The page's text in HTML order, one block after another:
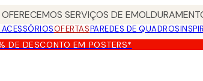
SERVIÇOS DE
OFERTASPAREDES DE QUADROS
DE DESCONTO EM POSTERS*